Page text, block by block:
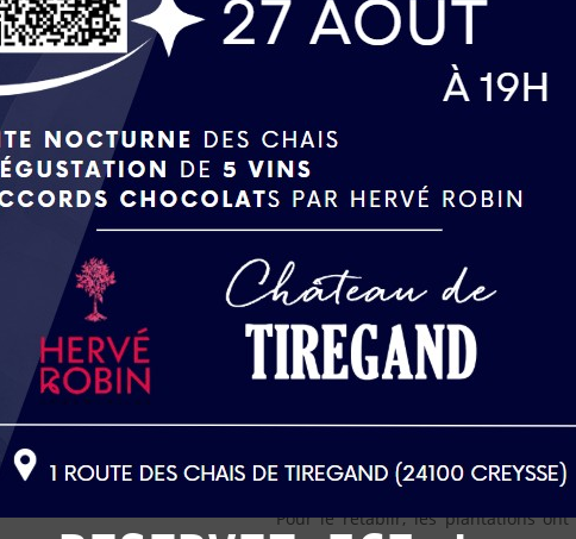
des Galinoux, des
chois pour la qualité de leur
mieux s’exprimer la
et d’une grave
pour sa parcelle dite « La
de 1956. Replanté par La
– Merlot, Cabernet franc,
d’appellation contrôlée, la
sol par les racines et une
Pour le rétablir, les plantations